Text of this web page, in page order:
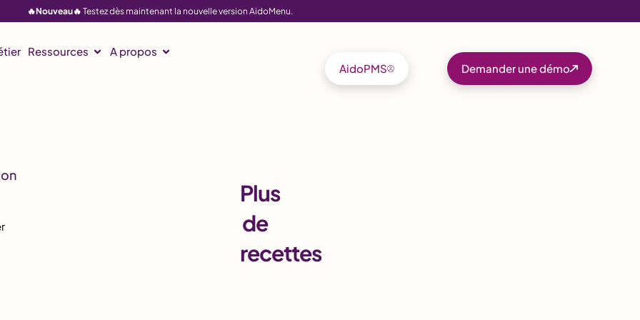
🔥Nouveau🔥 Testez dès maintenant la nouvelle version AidoMenu.
Ressources A propos
AidoPMS Demander une démo
Plus
de
recettes